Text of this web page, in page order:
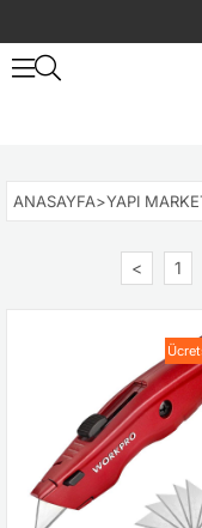
ANASAYFA>YAPI
< 1